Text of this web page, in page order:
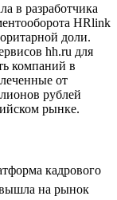
в разработчика
HRlink
доли.
hh.ru для
компаний в
от
рублей
рынке.
кадрового
на рынок